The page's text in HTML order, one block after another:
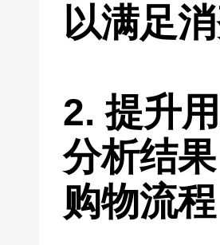
以满足
2. 提升
分析结
购物流